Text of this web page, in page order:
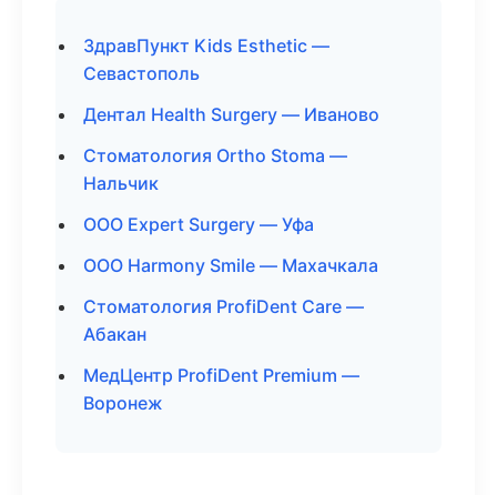
ЗдравПункт Kids Esthetic —
Севастополь
Дентал Health Surgery — Иваново
Стоматология Ortho Stoma —
Нальчик
ООО Expert Surgery — Уфа
ООО Harmony Smile — Махачкала
Стоматология ProfiDent Care —
Абакан
МедЦентр ProfiDent Premium —
Воронеж